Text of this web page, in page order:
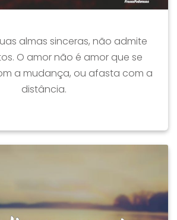
almas sinceras, não admite
O amor não é amor que se
a mudança, ou afasta com a
distância.